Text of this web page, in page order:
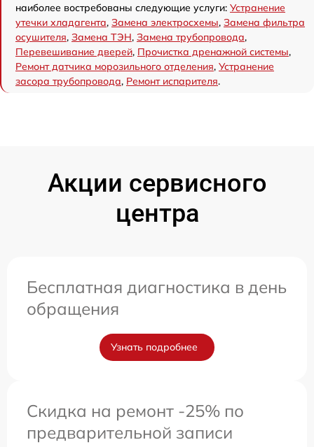
наиболее востребованы следующие услуги: Устранение
утечки хладагента, Замена электросхемы, Замена фильтра
осушителя, Замена ТЭН, Замена трубопровода,
Перевешивание дверей, Прочистка дренажной системы,
Ремонт датчика морозильного отделения, Устранение
засора трубопровода, Ремонт испарителя.
Акции сервисного
центра
Бесплатная диагностика в день
обращения
Узнать подробнее
Скидка на ремонт -25% по
предварительной записи